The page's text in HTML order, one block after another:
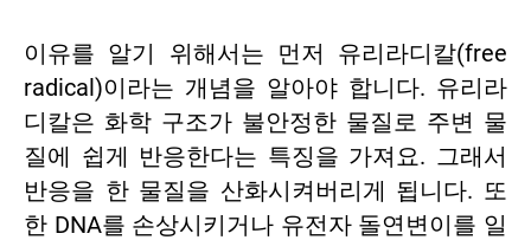
이유를 알기 위해서는 먼저 유리라디칼(free
radical)이라는 개념을 알아야 합니다. 유리라
디칼은 화학 구조가 불안정한 물질로 주변 물
질에 쉽게 반응한다는 특징을 가져요. 그래서
반응을 한 물질을 산화시켜버리게 됩니다. 또
한 DNA를 손상시키거나 유전자 돌연변이를 일